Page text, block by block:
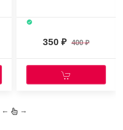
350 400
← →